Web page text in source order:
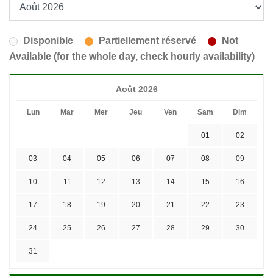
Disponible Partiellement réservé
Not
Available (for the whole day, check hourly availability)
Août 2026
Lun Mar Mer Jeu Ven Sam Dim
01 02
03 04 05 06 07 08 09
10 11 12 13 14 15 16
17 18 19 20 21 22 23
24 25 26 27 28 29 30
31